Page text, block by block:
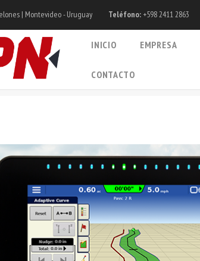
| Montevideo - Uruguay Teléfono: +598 2411 2863
INICIO EMPRESA
CONTACTO